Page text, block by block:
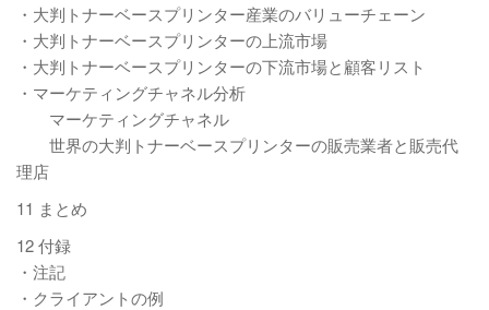
・大判トナーベースプリンター産業のバリューチェーン
・大判トナーベースプリンターの上流市場
・大判トナーベースプリンターの下流市場と顧客リスト
・マーケティングチャネル分析
マーケティングチャネル
世界の大判トナーベースプリンターの販売業者と販売代
理店
11 まとめ
12 付録
・注記
・クライアントの例